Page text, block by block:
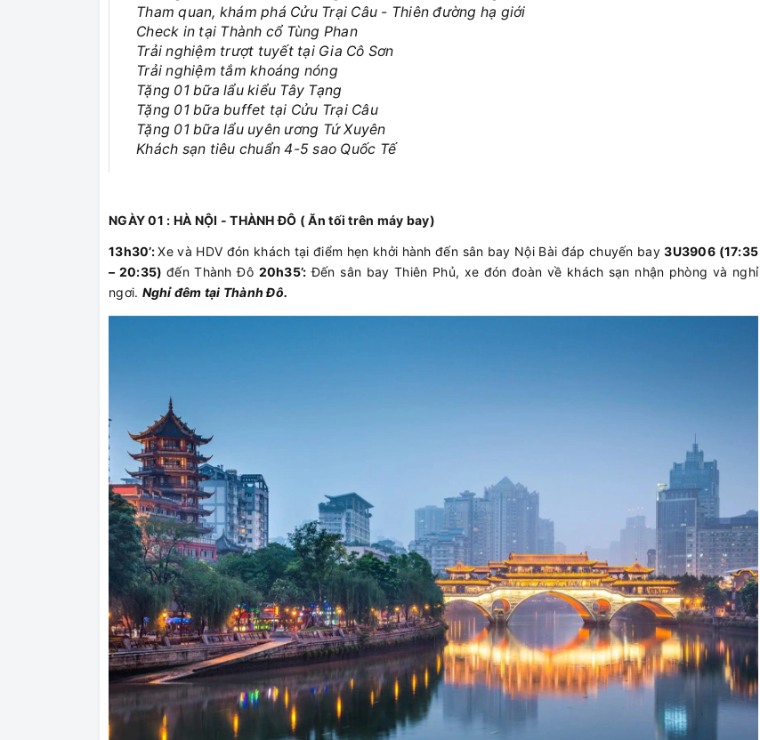
Tham quan, khám phá Cửu Trại Câu - Thiên đường hạ giới
Check in tại Thành cổ Tùng Phan
Trải nghiệm trượt tuyết tại Gia Cô Sơn
Trải nghiệm tắm khoáng nóng
Tặng 01 bữa lẩu kiểu Tây Tạng
Tặng 01 bữa buffet tại Cửu Trại Câu
Tặng 01 bữa lẩu uyên ương Tứ Xuyên
Khách sạn tiêu chuẩn 4-5 sao Quốc Tế
NGÀY 01 : HÀ NỘI - THÀNH ĐÔ ( Ăn tối trên máy bay)
13h30’:Xe và HDV đón khách tại điểm hẹn khởi hành đến sân bay Nội Bài đáp chuyến bay3U3906 (17:35
– 20:35)đến Thành Đô 20h35’: Đến sân bay Thiên Phủ, xe đón đoàn về khách sạn nhận phòng và nghỉ
ngơi. Nghỉ đêm tại Thành Đô.